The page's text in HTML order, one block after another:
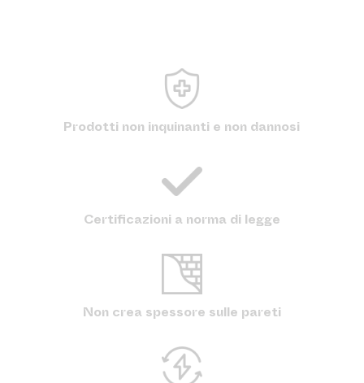
Prodotti non inquinanti e non dannosi
Certificazioni a norma di legge
Non crea spessore sulle pareti